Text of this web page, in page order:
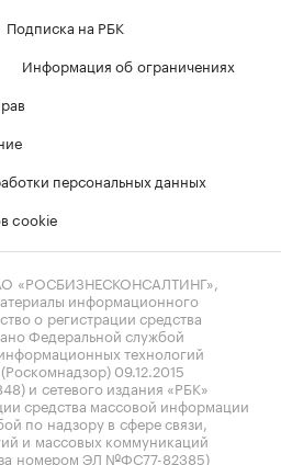
Подписка на РБК
Информация об ограничениях
персональных данных
cookie
«РОСБИЗНЕСКОНСАЛТИНГ»,
информационного
о регистрации средства
Федеральной службой
технологий
09.12.2015
и сетевого издания «РБК»
средства массовой информации
по надзору в сфере связи,
и массовых коммуникаций
за номером ЭЛ №ФС77-82385)